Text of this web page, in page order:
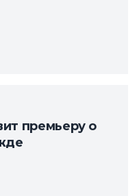
премьеру о